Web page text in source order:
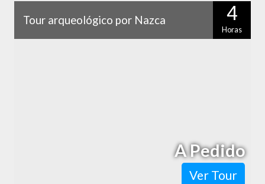
Tour arqueológico por Nazca 4
Horas
Ver Tour
A Pedido